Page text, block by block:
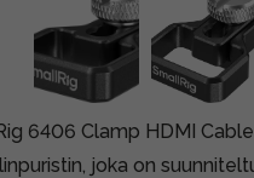
6406 Clamp HDMI
joka on